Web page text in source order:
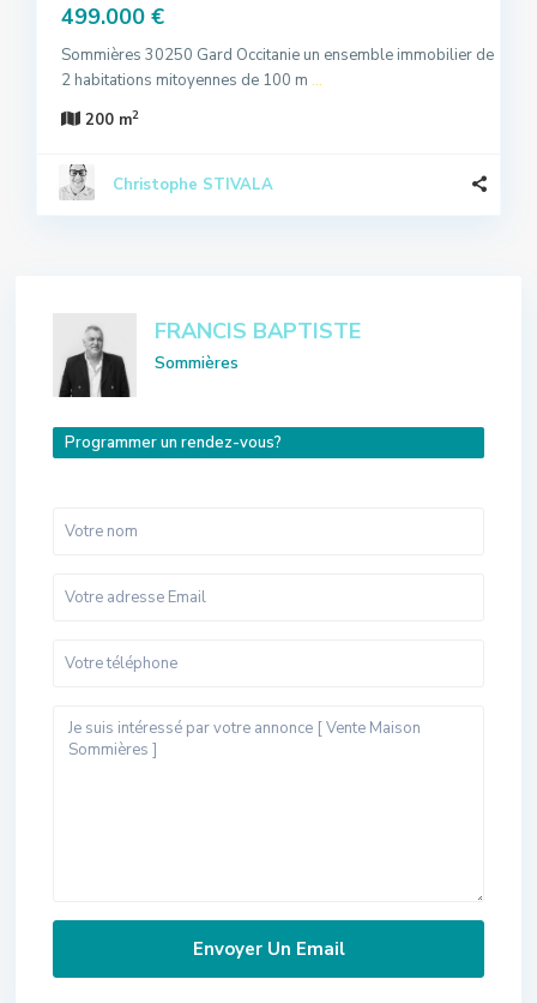
499.000 €
Sommières 30250 Gard Occitanie un ensemble immobilier de
2 habitations mitoyennes de 100 m ...
200 m2
Christophe STIVALA
FRANCIS BAPTISTE
Sommières
Programmer un rendez-vous?